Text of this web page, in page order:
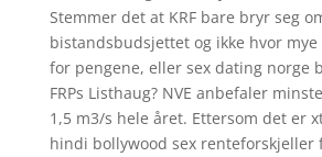
Stemmer det at KRF bare bryr seg
bistandsbudsjettet og ikke hvor
for pengene, eller sex dating norge
FRPs Listhaug? NVE anbefaler
1,5 m3/s hele året. Ettersom det er
hindi bollywood sex renteforskjeller